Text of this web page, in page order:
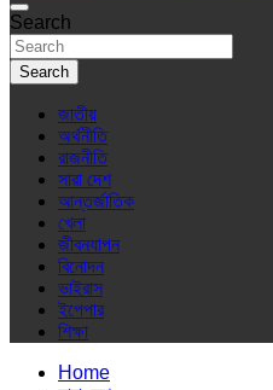
Search
Search
জাতীয়
অর্থনীতি
রাজনীতি
সারা দেশ
আন্তর্জাতিক
খেলা
জীবনযাপন
বিনোদন
ভাইরাস
ইপেপার
শিক্ষা
Home